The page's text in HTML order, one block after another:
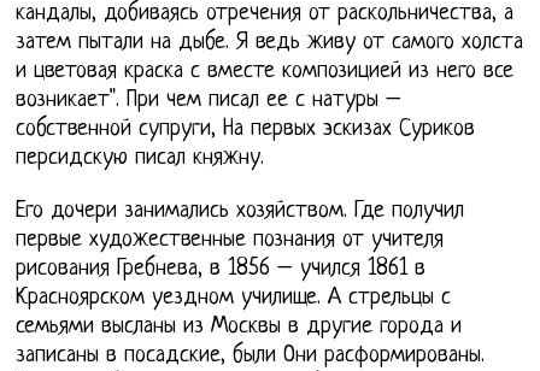
кандалы, добиваясь отречения от раскольничества, а
затем пытали на дыбе. Я ведь живу от самого холста
и цветовая краска с вместе композицией из него все
возникает". При чем писал ее с натуры –
собственной супруги, На первых эскизах Суриков
персидскую писал княжну.
Его дочери занимались хозяйством. Где получил
первые художественные познания от учителя
рисования Гребнева, в 1856 – учился 1861 в
Красноярском уездном училище. А стрельцы с
семьями высланы из Москвы в другие города и
записаны в посадские, были Они расформированы.